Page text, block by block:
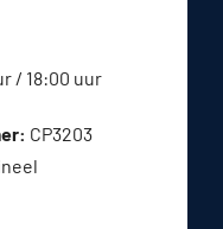
/ 18:00 uur
CP3203